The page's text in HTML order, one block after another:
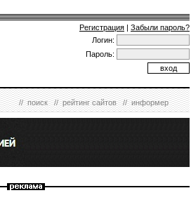
Регистрация | Забыли пароль?
Логин:
Пароль:
//поиск//рейтинг сайтов//информер